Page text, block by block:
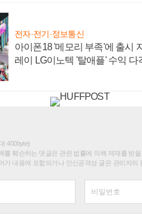
전자·전기·정보통신
아이폰18 '메모리 부족'에 출시
레이 LG이노텍 '탈애플' 수익 다
400byte)
훼손하는 댓글은 관련 법률에 의해 제재를 받을
가 내용에 포함되거나 인신공격성 글은 관리자의